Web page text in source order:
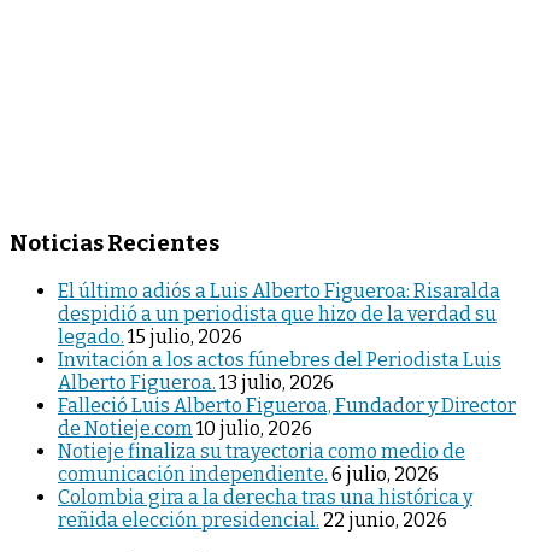
Noticias Recientes
El último adiós a Luis Alberto Figueroa: Risaralda
despidió a un periodista que hizo de la verdad su
legado. 15 julio, 2026
Invitación a los actos fúnebres del Periodista Luis
Alberto Figueroa. 13 julio, 2026
Falleció Luis Alberto Figueroa, Fundador y Director
de Notieje.com 10 julio, 2026
Notieje finaliza su trayectoria como medio de
comunicación independiente. 6 julio, 2026
Colombia gira a la derecha tras una histórica y
reñida elección presidencial. 22 junio, 2026